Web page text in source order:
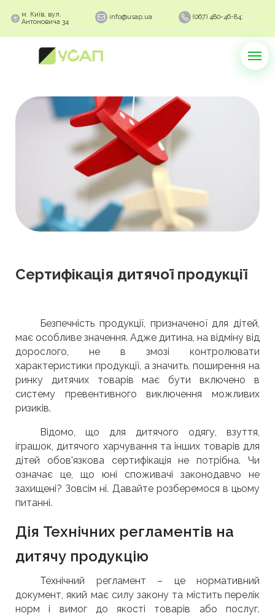
м. Київ, вул.
Антоновича 34
info@usap.ua (067) 480-46-84;
Сертифікація дитячої продукції
Безпечність продукції, призначеної для дітей,
має особливе значення. Адже дитина, на відміну від
дорослого, не в змозі контролювати
характеристики продукції, а значить, поширення на
ринку дитячих товарів має бути включено в
систему превентивного виключення можливих
ризиків.
Відомо, що для дитячого одягу, взуття,
іграшок, дитячого харчування та інших товарів для
дітей обов'язкова сертифікація не потрібна. Чи
означає це, що юні споживачі законодавчо не
захищені? Зовсім ні. Давайте розберемося в цьому
питанні.
Дія Технічних регламентів на
дитячу продукцію
Технічний регламент – це нормативний
документ, який має силу закону та містить перелік
норм і вимог до якості товарів або послуг.